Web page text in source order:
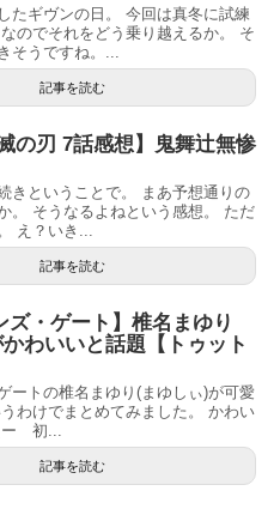
たギヴンの日。 今回は真冬に試練
のでそれをどう乗り越えるか。 そ
そうですね。...
記事を読む
の刃 7話感想】鬼舞辻無惨
きということで。 まあ予想通りの
。 そうなるよねという感想。 ただ
え？いき...
記事を読む
ズ・ゲート】椎名まゆり
わいいと話題【トゥット
ートの椎名まゆり(まゆしぃ)が可愛
わけでまとめてみました。 かわい
ー 初...
記事を読む